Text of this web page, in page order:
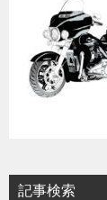
記事検索